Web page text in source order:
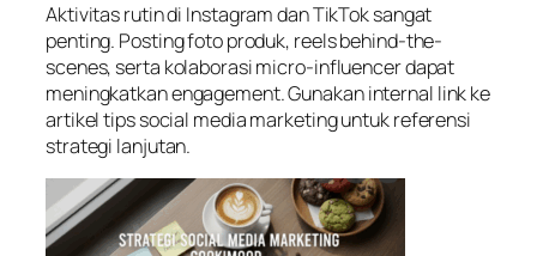
Aktivitas rutin di Instagram dan TikTok sangat
penting. Posting foto produk, reels behind-the-
scenes, serta kolaborasi micro-influencer dapat
meningkatkan engagement. Gunakan internal link ke
artikel tips social media marketinguntuk referensi
strategi lanjutan.